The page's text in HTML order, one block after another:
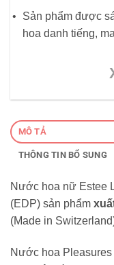
Sản phẩm được
hoa danh tiếng,
MÔ TẢ
THÔNG TIN BỔ SUNG
Nước hoa nữ Estee
(EDP) sản phẩm
(Made in
Nước hoa